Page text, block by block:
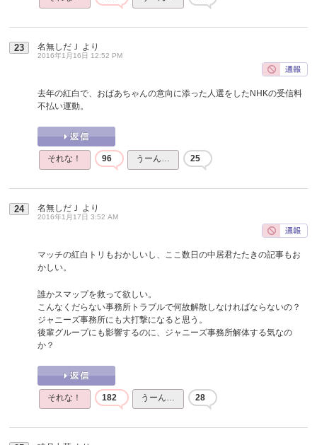
23 名無しだＪ より
2016年1月16日 12:52 PM
去年の紅白で、おばあちゃんの意向に添った人選をしたNHKの受信料
不払い運動。
それな！ 96 うーん… 25
24 名無しだＪ より
2016年1月17日 3:52 AM
マッチの紅白トリもおかしいし、ここ数日の中居君たたきの記事もお
かしい。
誰かスマップを救って欲しい。
こんなくだらない事務所トラブルで何故解散しなければならないの？
ジャニーズ事務所にも大打撃になると思う。
後輩グループにも影響するのに、ジャニーズ事務所解体する気なの
か？
それな！ 182 うーん… 28